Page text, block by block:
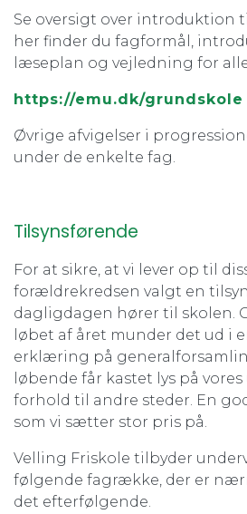
Se oversigt over introduktion
her finder du fagformål,
læseplan og vejledning for
https://emu.dk/grundskole
Øvrige afvigelser i
under de enkelte fag.
Tilsynsførende
For at sikre, at vi lever op til
forældrekredsen valgt en
dagligdagen hører til skolen.
løbet af året munder det ud i
erklæring på
løbende får kastet lys på
forhold til andre steder. En
som vi sætter stor pris på.
Velling Friskole tilbyder
følgende fagrække, der er
det efterfølgende.